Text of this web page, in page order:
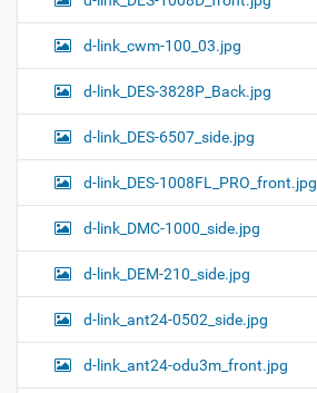
d-link_cwm-100_03.jpg
d-link_DES-3828P_Back.jpg
d-link_DES-6507_side.jpg
d-link_DES-1008FL_PRO_front.jpg
d-link_DMC-1000_side.jpg
d-link_DEM-210_side.jpg
d-link_ant24-0502_side.jpg
d-link_ant24-odu3m_front.jpg